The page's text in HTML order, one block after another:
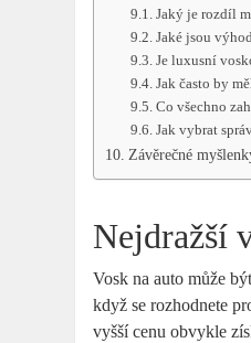
Jaký je rozdíl
Jaké jsou
Je luxusní
Jak často by
Co všechno
Jak vybrat
Závěrečné
Nejdražší
Vosk na auto může
když se rozhodnete
vyšší cenu obvykle